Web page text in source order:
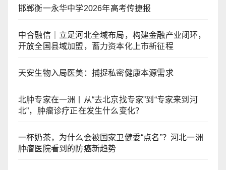
邯郸衡一永华中学2026年高考传捷报
中合融信｜立足河北全域布局，构建金融产业闭环，
开放全国县域加盟，蓄力资本化上市新征程
天安生物入局医美：捕捉私密健康本源需求
北肿专家在一洲丨从“去北京找专家”到“专家来到河
北”，肿瘤诊疗正在发生什么变化？
一杯奶茶，为什么会被国家卫健委“点名”？河北一洲
肿瘤医院看到的防癌新趋势